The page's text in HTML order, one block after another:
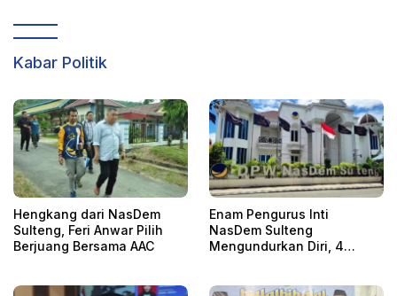
Kabar Politik
Hengkang dari NasDem
Sulteng, Feri Anwar Pilih
Berjuang Bersama AAC
Enam Pengurus Inti
NasDem Sulteng
Mengundurkan Diri, 4